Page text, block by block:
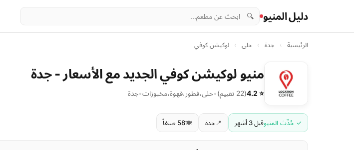
دليل المنيو 🔍
الرئيسية › جدة › حلى › لوكيشن كوفي
منيو لوكيشن كوفي الجديد مع الأسعار - جدة
⭐ 4.2 (22 تقييم) •حلى،فطور ،قهوة،مخبوزات•جدة
✓ حُدِّث المنيوقبل 3 أشهر 📍 جدة 🍽️58 صنفاً